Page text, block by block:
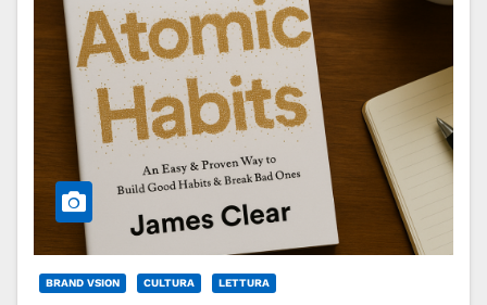
BRAND VSION CULTURA LETTURA